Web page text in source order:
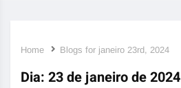
Home Blogs for janeiro 23rd, 2024
Dia: 23 de janeiro de 2024